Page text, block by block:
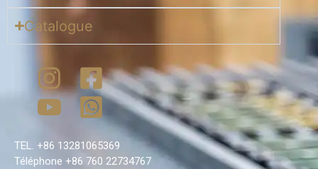
Catalogue
TEL. +86 13281065369
Téléphone +86 760 22734767